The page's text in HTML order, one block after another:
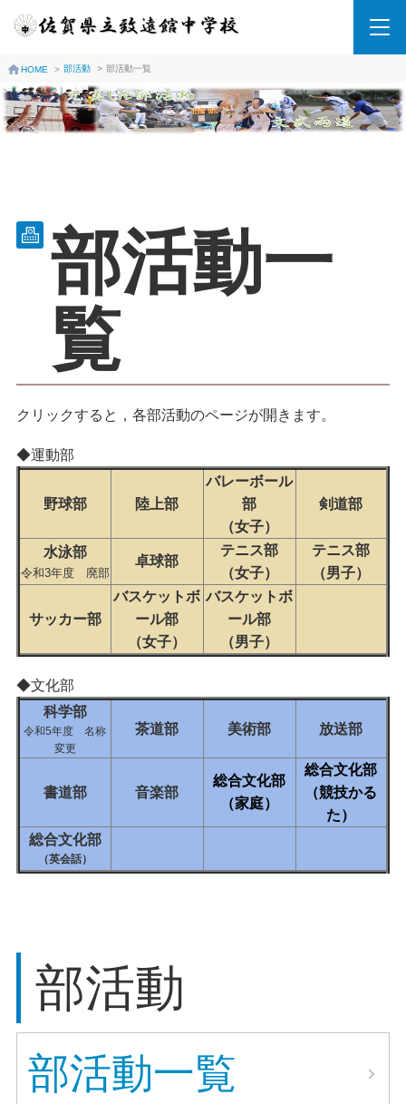
HOME > 部活動 > 部活動一覧
部活動一
覧
クリックすると，各部活動のページが開きます。
◆運動部
野球部 陸上部
バレーボール
部
（女子）
剣道部
水泳部
令和3年度 廃部
卓球部
テニス部
（女子）
テニス部
（男子）
サッカー部
バスケットボ
ール部
（女子）
バスケットボ
ール部
（男子）
◆文化部
科学部
令和5年度 名称
変更
茶道部 美術部 放送部
書道部 音楽部
総合文化部
（家庭）
総合文化部
（競技かる
た）
総合文化部
（英会話）
部活動
部活動一覧